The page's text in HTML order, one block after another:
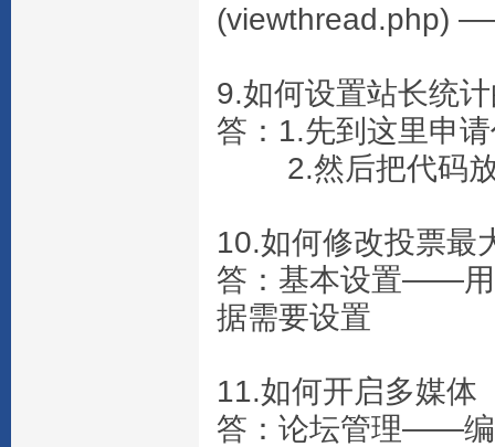
(viewthread.php)
9.如何设置站长统
答：1.先到这里申
2.然后把代码放
10.如何修改投票最
答：基本设置——
据需要设置
11.如何开启多媒体
答：论坛管理——